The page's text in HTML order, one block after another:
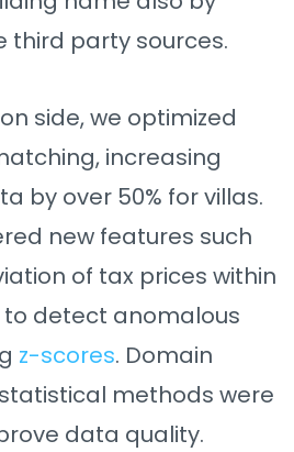
third party sources.
side, we optimized
increasing
by over 50% for villas.
new features such
of tax prices within
detect anomalous
z-scores. Domain
methods were
data quality.